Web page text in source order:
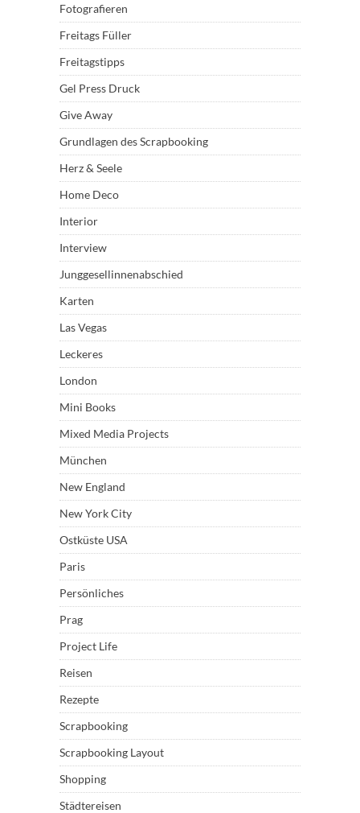
Fotografieren
Freitags Füller
Freitagstipps
Gel Press Druck
Give Away
Grundlagen des Scrapbooking
Herz & Seele
Home Deco
Interior
Interview
Junggesellinnenabschied
Karten
Las Vegas
Leckeres
London
Mini Books
Mixed Media Projects
München
New England
New York City
Ostküste USA
Paris
Persönliches
Prag
Project Life
Reisen
Rezepte
Scrapbooking
Scrapbooking Layout
Shopping
Städtereisen